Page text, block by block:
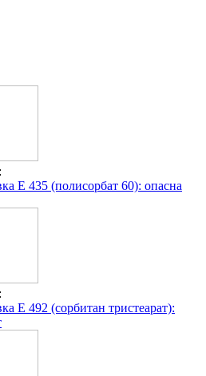
Е 435 (полисорбат 60): опасна
Е 492 (сорбитан тристеарат):